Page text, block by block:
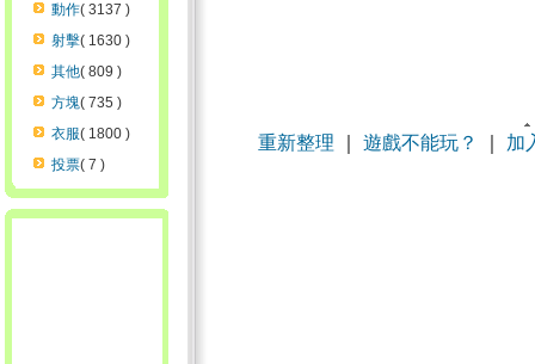
動作( 3137 )
射擊( 1630 )
其他( 809 )
方塊( 735 )
衣服( 1800 )
投票( 7 )
重新整理 遊戲不能玩？ 加